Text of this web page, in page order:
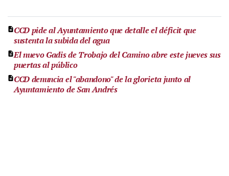
CCD pide al Ayuntamiento que detalle el déficit que
sustenta la subida del agua
El nuevo Gadis de Trobajo del Camino abre este jueves sus
puertas al público
CCD denuncia el "abandono" de la glorieta junto al
Ayuntamiento de San Andrés